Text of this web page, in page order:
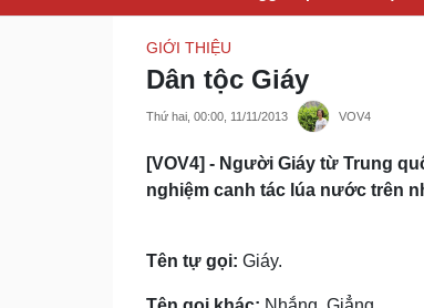
GIỚI THIỆU
Dân tộc Giáy
Thứ hai, 00:00, 11/11/2013 VOV4
[VOV4] - Người Giáy từ Trung
nghiệm canh tác lúa nước trên
Tên tự gọi: Giáy.